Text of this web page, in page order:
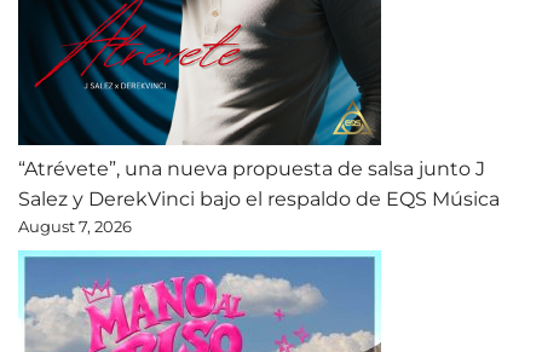
“Atrévete”, una nueva propuesta de salsa junto J
Salez y DerekVinci bajo el respaldo de EQS Música
August 7, 2026